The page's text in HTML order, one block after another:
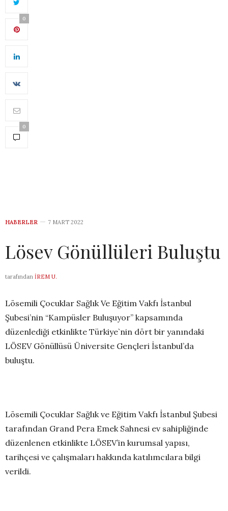
0
0
HABERLER 7 MART 2022
Lösev Gönüllüleri Buluştu
tarafından İREM U.
Lösemili Çocuklar Sağlık Ve Eğitim Vakfı İstanbul
Şubesi’nin “Kampüsler Buluşuyor” kapsamında
düzenlediği etkinlikte Türkiye`nin dört bir yanındaki
LÖSEV Gönüllüsü Üniversite Gençleri İstanbul’da
buluştu.
Lösemili Çocuklar Sağlık ve Eğitim Vakfı İstanbul Şubesi
tarafından Grand Pera Emek Sahnesi ev sahipliğinde
düzenlenen etkinlikte LÖSEV’in kurumsal yapısı,
tarihçesi ve çalışmaları hakkında katılımcılara bilgi
verildi.